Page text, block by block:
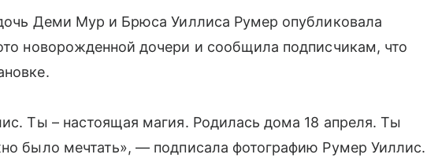
Деми Мур и Брюса Уиллиса Румер опубликовала
новорожденной дочери и сообщила подписчикам, что
Ты – настоящая магия. Родилась дома 18 апреля. Ты
было мечтать», — подписала фотографию Румер Уиллис.